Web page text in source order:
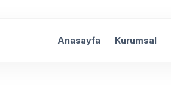
Anasayfa Kurumsal